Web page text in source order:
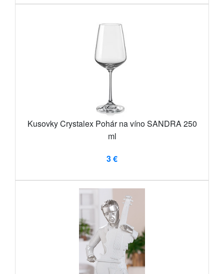
Kusovky Crystalex Pohár na víno SANDRA 250
ml
3 €